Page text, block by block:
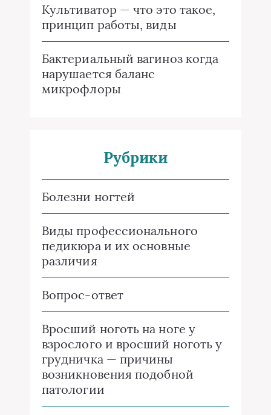
Культиватор — что это такое,
принцип работы, виды
Бактериальный вагиноз когда
нарушается баланс
микрофлоры
Рубрики
Болезни ногтей
Виды профессионального
педикюра и их основные
различия
Вопрос-ответ
Вросший ноготь на ноге у
взрослого и вросший ноготь у
грудничка — причины
возникновения подобной
патологии